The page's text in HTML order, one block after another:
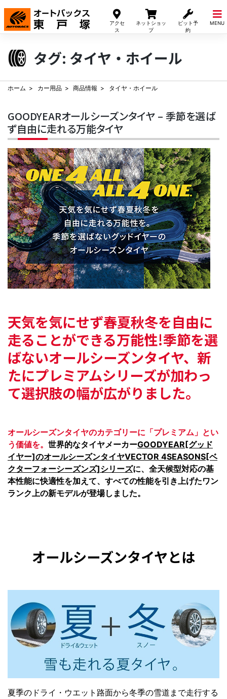
アクセ
ス
ネットショッ
プ
ピット予
約
MENU
Skip
content
タグ: タイヤ・ホイール
ホーム カー用品 商品情報 タイヤ・ホイール
GOODYEARオールシーズンタイヤ – 季節を選ば
ず自由に走れる万能タイヤ
天気を気にせず春夏秋冬を自由に
走ることができる万能性!季節を選
ばないオールシーズンタイヤ、 新
たにプレミアムシリーズが加わっ
て選択肢の幅が広がりました。
オールシーズンタイヤのカテゴリーに「プレミアム」とい
う価値を。 世界的なタイヤメーカーGOODYEAR[グッド
イヤー]のオールシーズンタイヤVECTOR 4SEASONS[ベ
クターフォーシーズンズ]シリーズに、全天候型対応の基
本性能に快適性を加えて、すべての性能を引き上げたワン
ランク上の新モデルが登場しました。
オールシーズンタイヤとは
夏季のドライ・ウエット路面から冬季の雪道まで走行する